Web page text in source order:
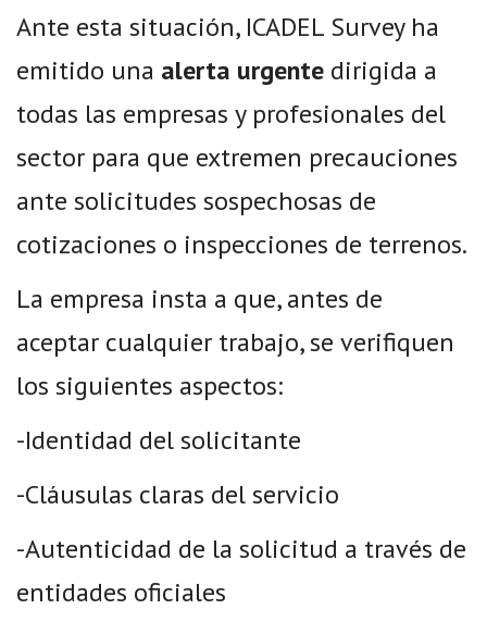
Ante esta situación, ICADEL Survey ha
emitido una alerta urgente dirigida a
todas las empresas y profesionales del
sector para que extremen precauciones
ante solicitudes sospechosas de
cotizaciones o inspecciones de terrenos.
La empresa insta a que, antes de
aceptar cualquier trabajo, se verifiquen
los siguientes aspectos:
-Identidad del solicitante
-Cláusulas claras del servicio
-Autenticidad de la solicitud a través de
entidades oficiales